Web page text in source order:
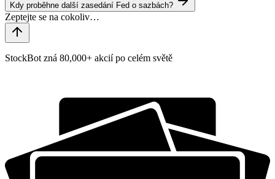
Kdy proběhne další zasedání Fed o sazbách?
StockBot zná 80,000+ akcií po celém světě